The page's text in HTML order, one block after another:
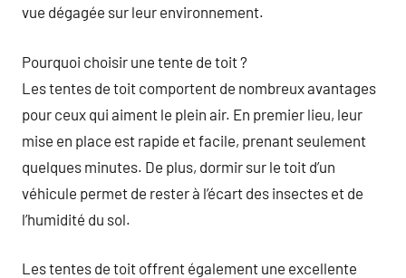
vue dégagée sur leur environnement.
Pourquoi choisir une tente de toit ?
Les tentes de toit comportent de nombreux avantages
pour ceux qui aiment le plein air. En premier lieu, leur
mise en place est rapide et facile, prenant seulement
quelques minutes. De plus, dormir sur le toit d’un
véhicule permet de rester à l’écart des insectes et de
l’humidité du sol.
Les tentes de toit offrent également une excellente